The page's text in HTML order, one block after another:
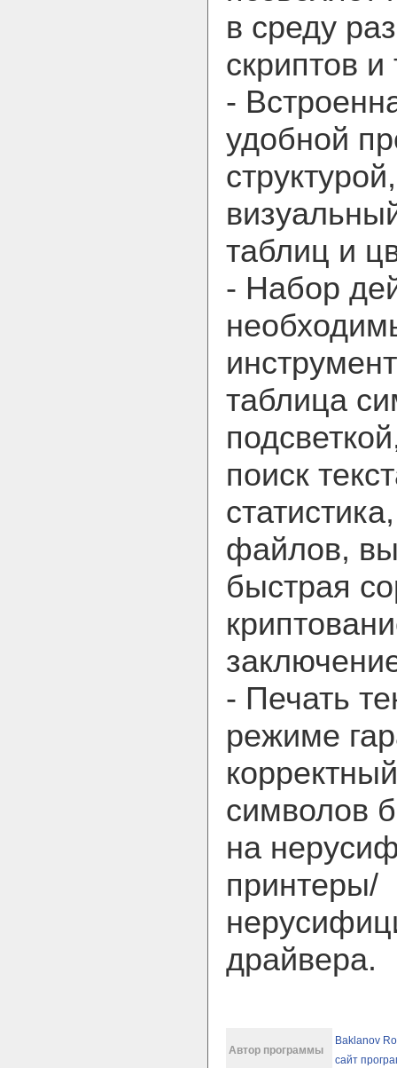
в среду
скриптов
-
удобной
таблиц и
- Набор
таблица
поиск
файлов,
быстрая
- Печать
режиме
символов
на
принтеры/
драйвера.
Автор программы
Baklanov
сайт